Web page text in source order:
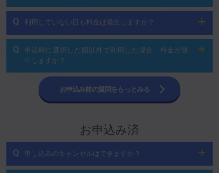
Q 利用していない日も料金は発生しますか？
Q
申込時に選択した国以外で利用した場合、料金が発
生しますか？
お申込み前の質問をもっとみる
お申込み済
Q 申し込みのキャンセルはできますか？